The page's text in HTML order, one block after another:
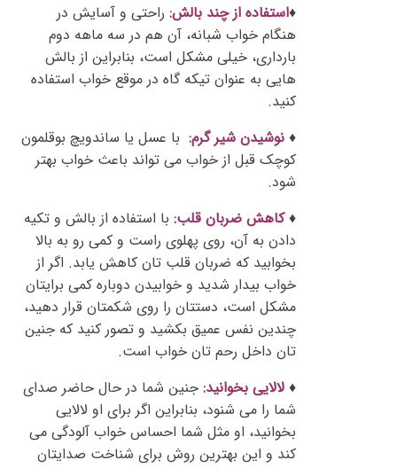
♦استفاده از چند بالش: راحتی و آسایش در
هنگام خواب شبانه، آن هم در سه ماهه دوم
بارداری، خیلی مشکل است، بنابراین از بالش
هایی به عنوان تیکه گاه در موقع خواب استفاده
کنید.
♦ نوشیدن شیر گرم: با عسل یا ساندویچ بوقلمون
کوچک قبل از خواب می تواند باعث خواب بهتر
شود.
♦کاهش ضربان قلب: با استفاده از بالش و تکیه
دادن به آن، روی پهلوی راست و کمی رو به بالا
بخوابید که ضربان قلب تان کاهش یابد. اگر از
خواب بیدار شدید و خوابیدن دوباره کمی برایتان
مشکل است، دستتان را روی شکمتان قرار دهید،
چندین نفس عمیق بکشید و تصور کنید که جنین
تان داخل رحم تان خواب است.
♦ لالایی بخوانید: جنین شما در حال حاضر صدای
شما را می شنود، بنابراین اگر برای او لالایی
بخوانید، او مثل شما احساس خواب آلودگی می
کند و این بهترین روش برای شناخت صدایتان